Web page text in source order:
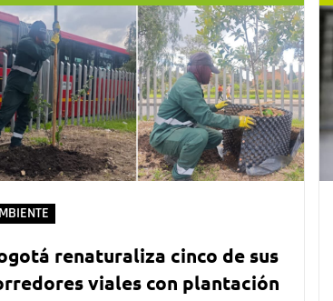
renaturaliza cinco de sus
viales con plantación